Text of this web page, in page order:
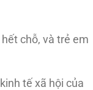
chỗ, và trẻ em
tế xã hội của